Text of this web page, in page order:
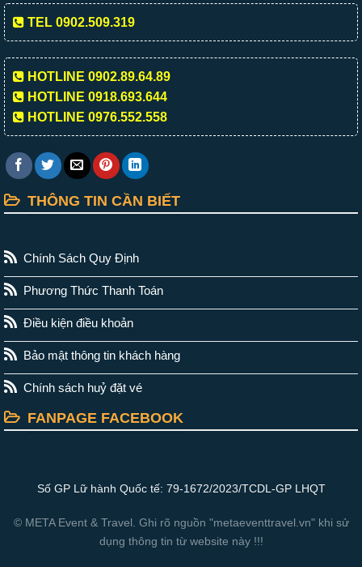
TEL 0902.509.319
HOTLINE 0902.89.64.89
HOTLINE 0918.693.644
HOTLINE 0976.552.558
THÔNG TIN CẦN BIẾT
Chính Sách Quy Định
Phương Thức Thanh Toán
Điều kiện điều khoản
Bảo mật thông tin khách hàng
Chính sách huỷ đặt vé
FANPAGE FACEBOOK
Số GP Lữ hành Quốc tế: 79-1672/2023/TCDL-GP LHQT
© META Event & Travel. Ghi rõ nguồn "metaeventtravel.vn" khi sử
dụng thông tin từ website này !!!